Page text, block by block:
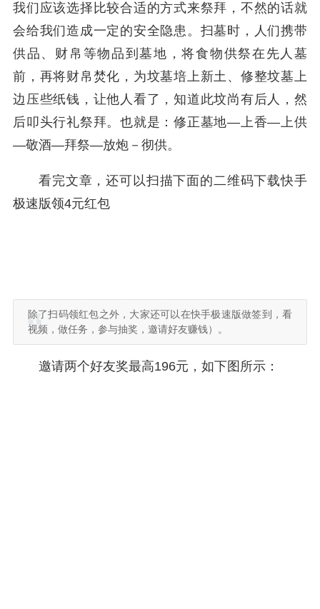
我们应该选择比较合适的方式来祭拜，不然的话就
会给我们造成一定的安全隐患。扫墓时，人们携带
供品、财帛等物品到墓地，将食物供祭在先人墓
前，再将财帛焚化，为坟墓培上新土、修整坟墓上
边压些纸钱，让他人看了，知道此坟尚有后人，然
后叩头行礼祭拜。也就是：修正墓地—上香—上供
—敬酒—拜祭—放炮－彻供。
看完文章，还可以扫描下面的二维码下载快手
极速版领4元红包
除了扫码领红包之外，大家还可以在快手极速版做签到，看
视频，做任务，参与抽奖，邀请好友赚钱）。
邀请两个好友奖最高196元，如下图所示：